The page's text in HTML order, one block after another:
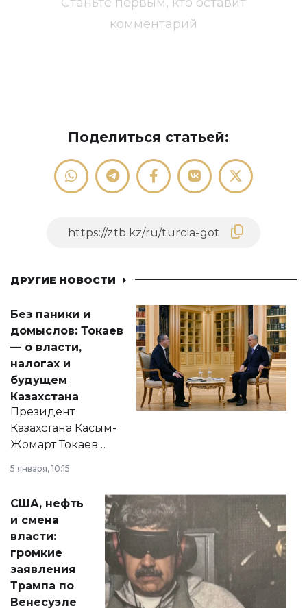
комментарий
Поделиться статьей:
ДРУГИЕ НОВОСТИ
Без паники и
домыслов: Токаев
— о власти,
налогах и
будущем
Казахстана
Президент
Казахстана Касым-
Жомарт Токаев
сразу несколько
актуальных тем —
от слухов о
политических
реформах до
вопросов армии,
экономики и
личного здоровья.
5 января, 10:15
США, нефть
и смена
власти:
громкие
заявления
Трампа по
Венесуэле